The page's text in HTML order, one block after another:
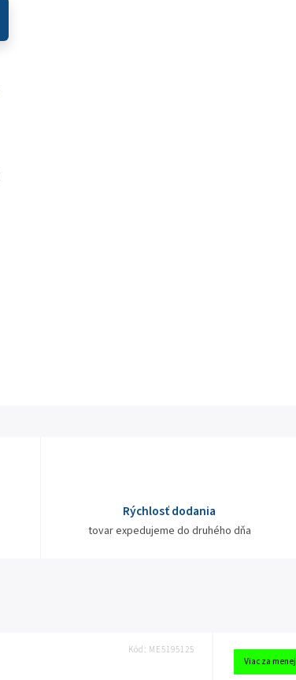
Rýchlosť dodania
tovar expedujeme do druhého dňa
Kód: ME5195125
Viac za menej